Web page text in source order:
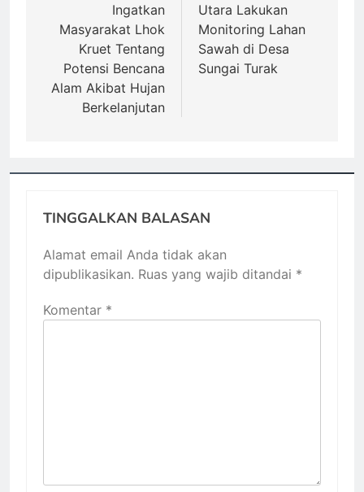
Ingatkan
Masyarakat Lhok
Kruet Tentang
Potensi Bencana
Alam Akibat Hujan
Berkelanjutan
Utara Lakukan
Monitoring Lahan
Sawah di Desa
Sungai Turak
TINGGALKAN BALASAN
Alamat email Anda tidak akan
dipublikasikan. Ruas yang wajib ditandai *
Komentar *